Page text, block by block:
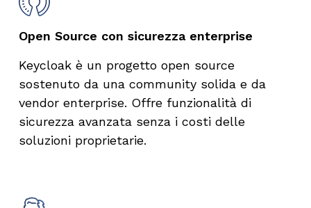
Open Source con sicurezza enterprise
Keycloak è un progetto open source
sostenuto da una community solida e da
vendor enterprise. Offre funzionalità di
sicurezza avanzata senza i costi delle
soluzioni proprietarie.